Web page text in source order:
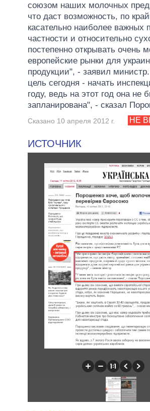
союзом наших молочных
что даст возможность, по
касательно наиболее важных
частности и относительно
постепенно открывать очень
европейские рынки для
продукции", - заявил
цель сегодня - начать
году, ведь на этот год она не
запланирована", - сказал
НЕ
Сказано 10 апреля 2012 г.
ИСТОЧНИК